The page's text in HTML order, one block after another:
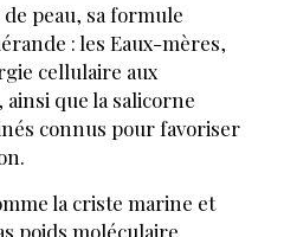
de peau, sa formule
: les Eaux-mères,
cellulaire aux
que la salicorne
connus pour favoriser
la criste marine et
poids moléculaire